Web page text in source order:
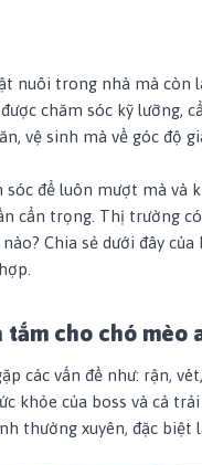
nuôi trong nhà mà còn
chăm sóc kỹ lưỡng,
vệ sinh mà về góc độ
để luôn mượt mà và
cẩn trọng. Thị trường
Chia sẻ dưới đây
tắm cho chó mèo
các vấn đề như: rận,
khỏe của boss và cả
thường xuyên, đặc